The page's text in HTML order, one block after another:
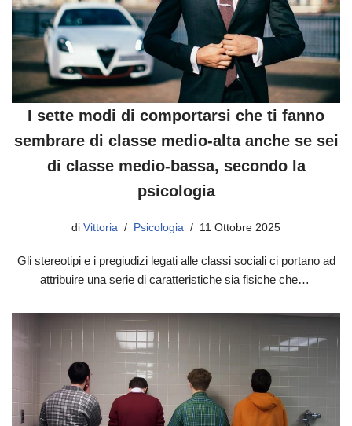
I sette modi di comportarsi che ti fanno
sembrare di classe medio-alta anche se sei
di classe medio-bassa, secondo la
psicologia
di Vittoria Psicologia 11 Ottobre 2025
Gli stereotipi e i pregiudizi legati alle classi sociali ci portano ad
attribuire una serie di caratteristiche sia fisiche che…